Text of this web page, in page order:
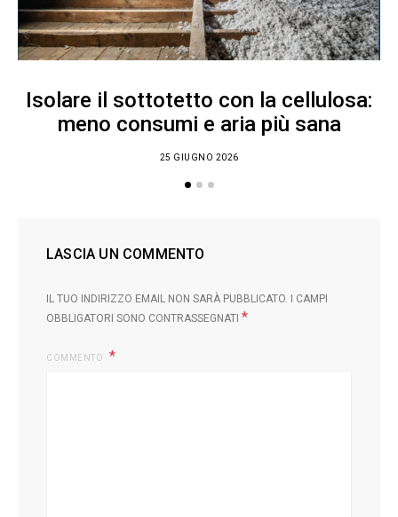
Isolare il sottotetto con la cellulosa:
meno consumi e aria più sana
25 GIUGNO 2026
LASCIA UN COMMENTO
IL TUO INDIRIZZO EMAIL NON SARÀ PUBBLICATO. I CAMPI
OBBLIGATORI SONO CONTRASSEGNATI *
COMMENTO